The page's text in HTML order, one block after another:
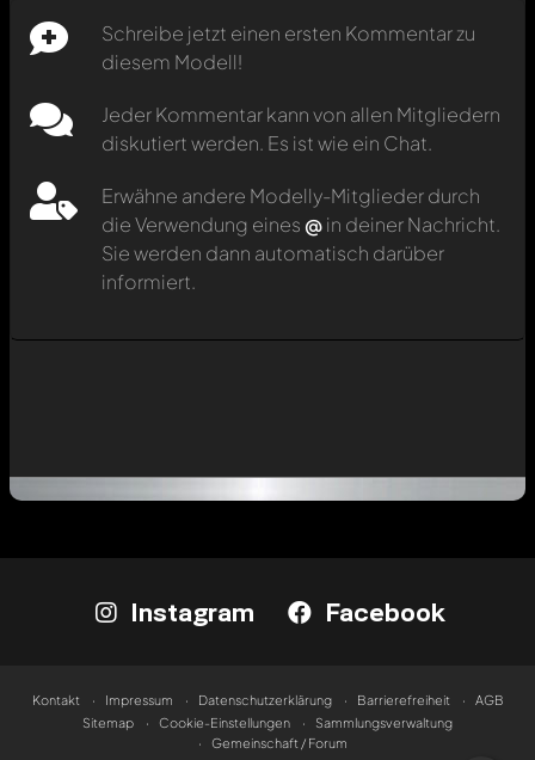
Schreibe jetzt einen ersten Kommentar zu
diesem Modell!
Jeder Kommentar kann von allen Mitgliedern
diskutiert werden. Es ist wie ein Chat.
Erwähne andere Modelly-Mitglieder durch
die Verwendung eines @in deiner Nachricht.
Sie werden dann automatisch darüber
informiert.
Instagram Facebook
Kontakt Impressum Datenschutzerklärung Barrierefreiheit
AGB
Sitemap
Cookie-Einstellungen
Sammlungsverwaltung
Gemeinschaft / Forum